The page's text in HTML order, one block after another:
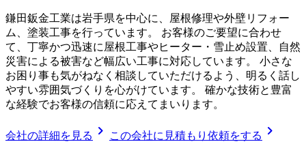
鎌田鈑金工業は岩手県を中心に、屋根修理や外壁リフォー
ム、塗装工事を行っています。 お客様のご要望に合わせ
て、丁寧かつ迅速に屋根工事やヒーター・雪止め設置、自然
災害による被害など幅広い工事に対応しています。 小さな
お困り事も気がねなく相談していただけるよう、明るく話し
やすい雰囲気づくりを心がけています。 確かな技術と豊富
な経験でお客様の信頼に応えてまいります。
会社の詳細を見る chevron_right この会社に見積もり依頼をする chevron_right